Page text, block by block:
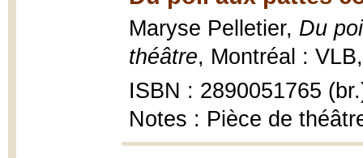
Maryse Pelletier, Du
théâtre, Montréal :
ISBN : 2890051765
Notes : Pièce de